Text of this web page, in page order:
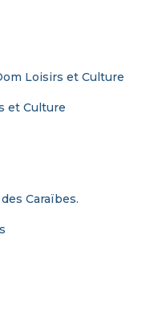
Loisirs et Culture
et Culture
Caraïbes.